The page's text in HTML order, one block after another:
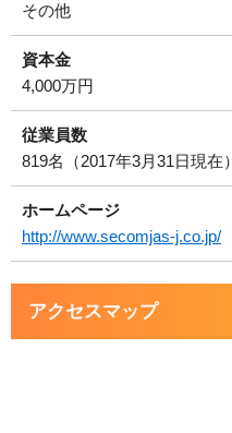
その他
資本金
4,000万円
従業員数
819名（2017年3月31日現在）
ホームページ
http://www.secomjas-j.co.jp/
アクセスマップ